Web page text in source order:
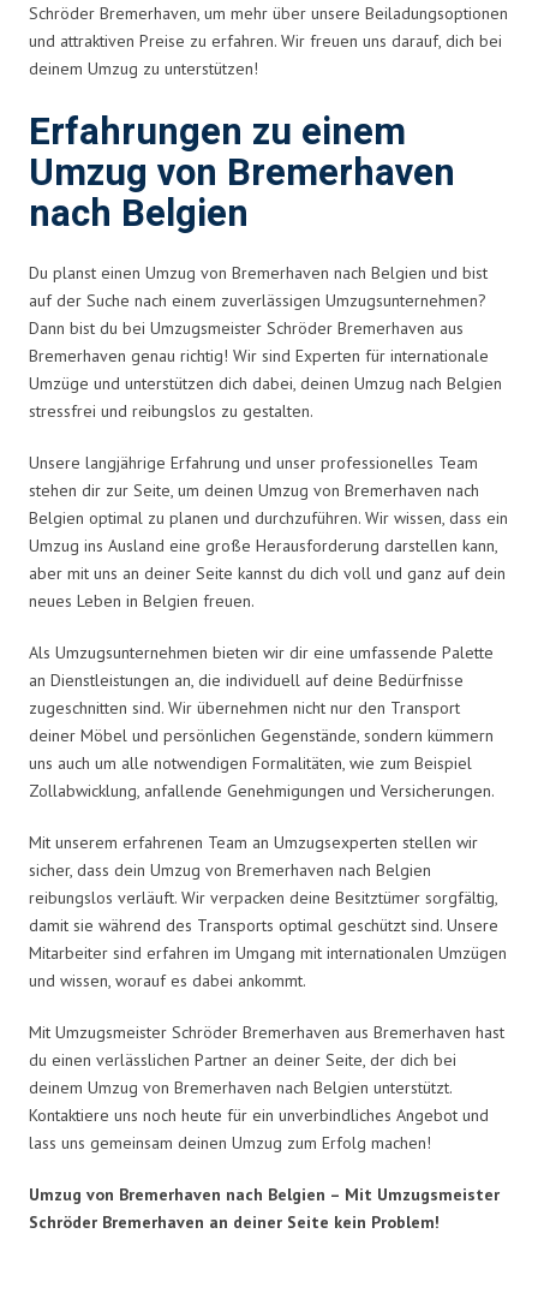
Schröder Bremerhaven, um mehr über unsere Beiladungsoptionen
und attraktiven Preise zu erfahren. Wir freuen uns darauf, dich bei
deinem Umzug zu unterstützen!
Erfahrungen zu einem
Umzug von Bremerhaven
nach Belgien
Du planst einen Umzug von Bremerhaven nach Belgien und bist
auf der Suche nach einem zuverlässigen Umzugsunternehmen?
Dann bist du bei Umzugsmeister Schröder Bremerhaven aus
Bremerhaven genau richtig! Wir sind Experten für internationale
Umzüge und unterstützen dich dabei, deinen Umzug nach Belgien
stressfrei und reibungslos zu gestalten.
Unsere langjährige Erfahrung und unser professionelles Team
stehen dir zur Seite, um deinen Umzug von Bremerhaven nach
Belgien optimal zu planen und durchzuführen. Wir wissen, dass ein
Umzug ins Ausland eine große Herausforderung darstellen kann,
aber mit uns an deiner Seite kannst du dich voll und ganz auf dein
neues Leben in Belgien freuen.
Als Umzugsunternehmen bieten wir dir eine umfassende Palette
an Dienstleistungen an, die individuell auf deine Bedürfnisse
zugeschnitten sind. Wir übernehmen nicht nur den Transport
deiner Möbel und persönlichen Gegenstände, sondern kümmern
uns auch um alle notwendigen Formalitäten, wie zum Beispiel
Zollabwicklung, anfallende Genehmigungen und Versicherungen.
Mit unserem erfahrenen Team an Umzugsexperten stellen wir
sicher, dass dein Umzug von Bremerhaven nach Belgien
reibungslos verläuft. Wir verpacken deine Besitztümer sorgfältig,
damit sie während des Transports optimal geschützt sind. Unsere
Mitarbeiter sind erfahren im Umgang mit internationalen Umzügen
und wissen, worauf es dabei ankommt.
Mit Umzugsmeister Schröder Bremerhaven aus Bremerhaven hast
du einen verlässlichen Partner an deiner Seite, der dich bei
deinem Umzug von Bremerhaven nach Belgien unterstützt.
Kontaktiere uns noch heute für ein unverbindliches Angebot und
lass uns gemeinsam deinen Umzug zum Erfolg machen!
Umzug von Bremerhaven nach Belgien – Mit Umzugsmeister
Schröder Bremerhaven an deiner Seite kein Problem!